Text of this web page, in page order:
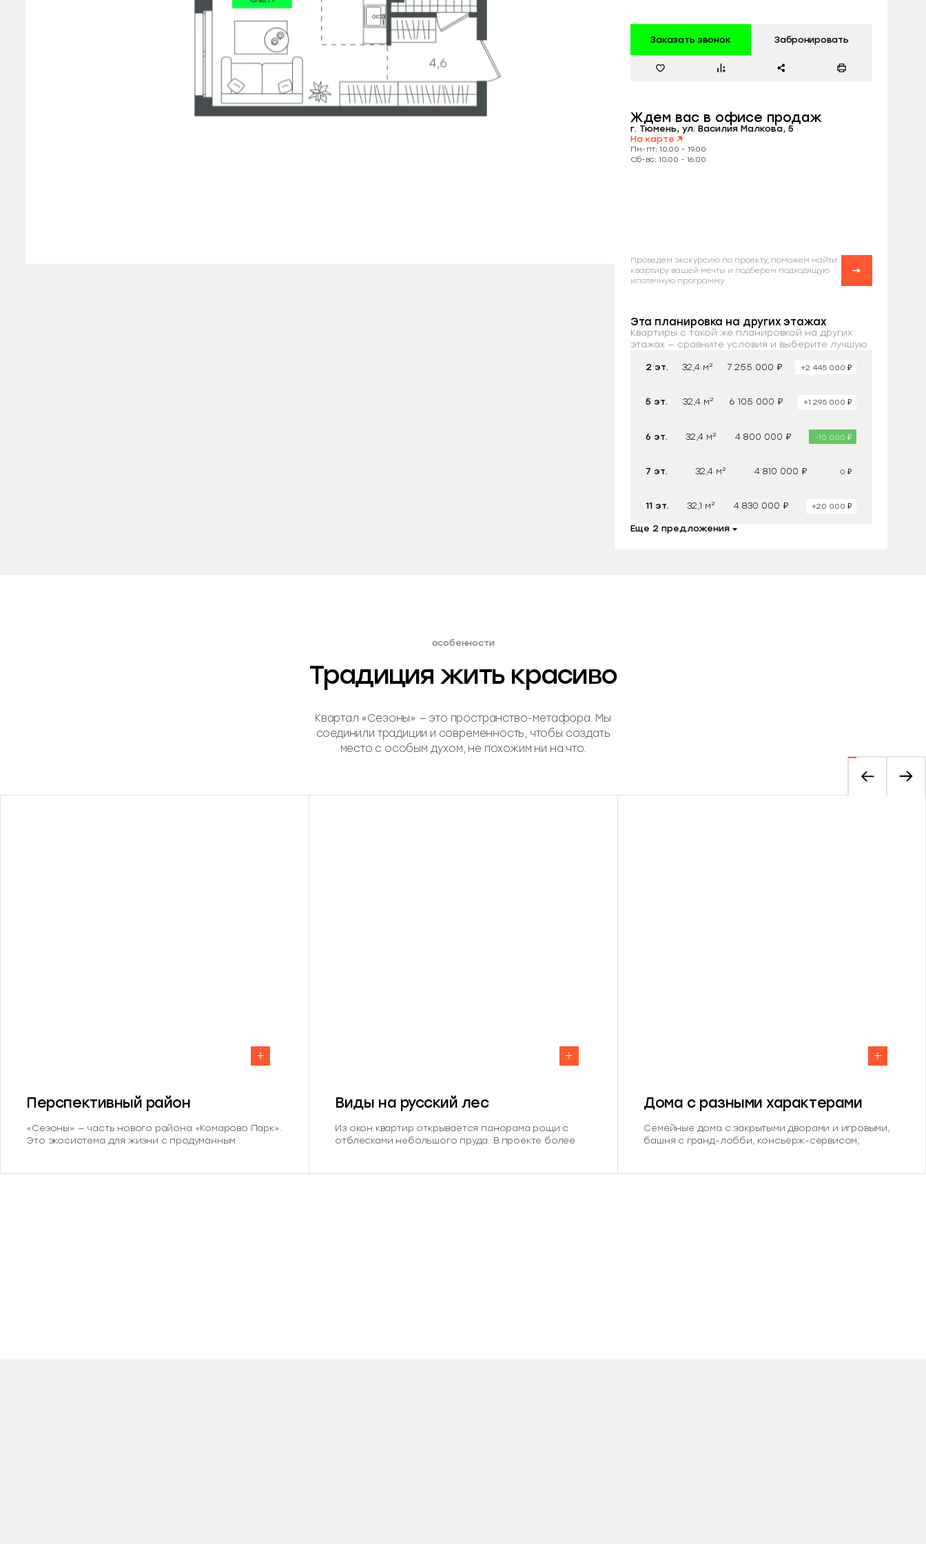
Заказать звонок Забронировать
Ждем васв офисе продаж
г. Тюмень, ул. Василия Малкова, 5
На карте
Пн-пт: 10.00 - 19.00
Сб-вс: 10.00 - 16.00
Проведем экскурсию по проекту, поможем найти
квартиру вашей мечты и подберем подходящую
ипотечную программу
Эта планировка на других этажах
Квартиры с такой же планировкой на других
этажах — сравните условия и выберите лучшую
2 эт. 32,4 м² 7 255 000 ₽ +2 445 000 ₽
5 эт. 32,4 м² 6 105 000 ₽ +1 295 000 ₽
6 эт. 32,4 м² 4 800 000 ₽ -10 000 ₽
7 эт. 32,4 м² 4 810 000 ₽ 0 ₽
11 эт. 32,1 м² 4 830 000 ₽ +20 000 ₽
Еще 2 предложения
особенности
Традиция жить красиво
Квартал «Сезоны» — это пространство-метафора. Мы
соединили традиции и современность, чтобы создать
место с особым духом, не похожим ни на что.
Перспективный район
«Сезоны» — часть нового района «Комарово Парк».
Это экосистема для жизни с продуманным
многофункциональный кластер.
Виды на русский лес
Из окон квартир открывается панорама рощи с
отблесками небольшого пруда. В проекте более
Дома с разными характерами
Семейные дома с закрытыми дворами и игровыми,
башня с гранд-лобби, консьерж-сервисом,
среду для жизни.